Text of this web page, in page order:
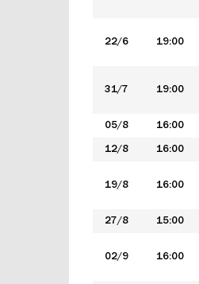
22/6 19:00
31/7 19:00
05/8 16:00
12/8 16:00
19/8 16:00
27/8 15:00
02/9 16:00